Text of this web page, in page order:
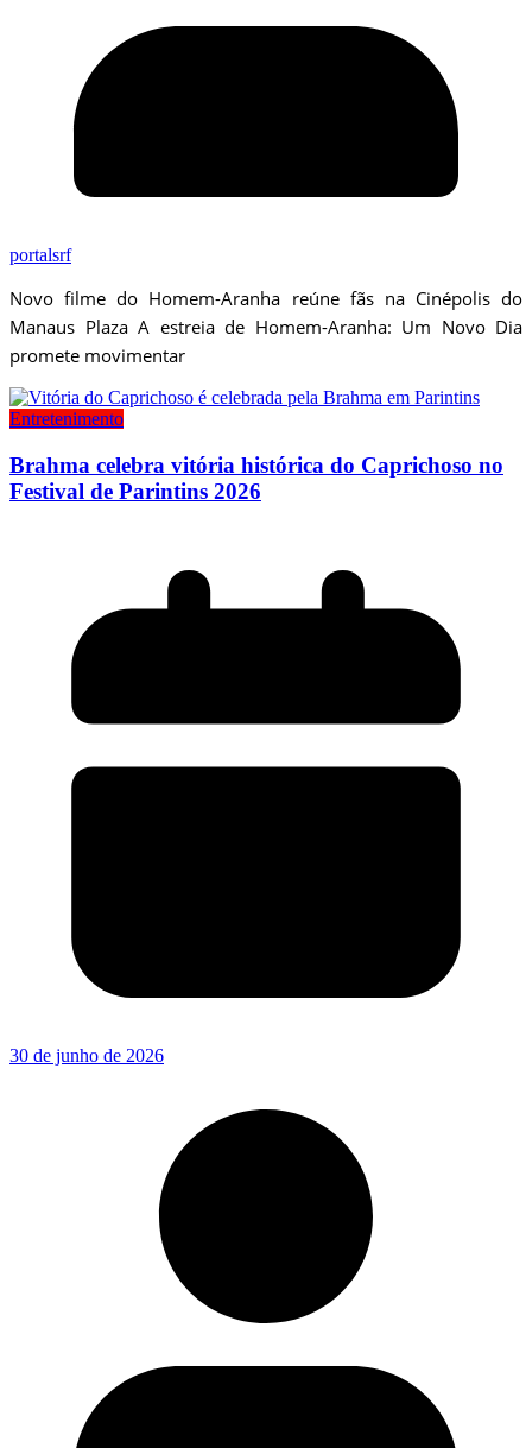
portalsrf
Novo filme do Homem-Aranha reúne fãs na Cinépolis do
Manaus Plaza A estreia de Homem-Aranha: Um Novo Dia
promete movimentar
Entretenimento
Brahma celebra vitória histórica do Caprichoso no
Festival de Parintins 2026
30 de junho de 2026